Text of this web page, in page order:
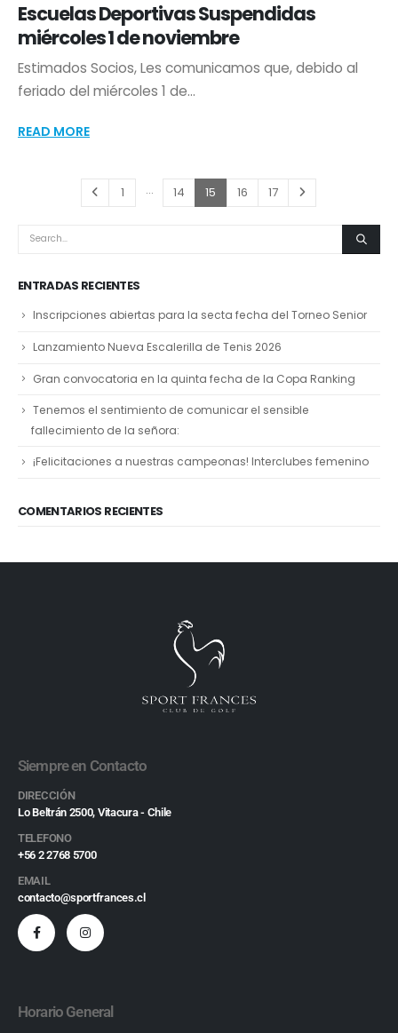
Escuelas Deportivas Suspendidas
miércoles 1 de noviembre
Estimados Socios, Les comunicamos que, debido al
feriado del miércoles 1 de...
READ MORE
1 … 14 15 16 17
ENTRADAS RECIENTES
Inscripciones abiertas para la secta fecha del Torneo Senior
Lanzamiento Nueva Escalerilla de Tenis 2026
Gran convocatoria en la quinta fecha de la Copa Ranking
Tenemos el sentimiento de comunicar el sensible
fallecimiento de la señora:
¡Felicitaciones a nuestras campeonas! Interclubes femenino
COMENTARIOS RECIENTES
Siempre en Contacto
DIRECCIÓN
Lo Beltrán 2500, Vitacura - Chile
TELEFONO
+56 2 2768 5700
EMAIL
contacto@sportfrances.cl
Horario General